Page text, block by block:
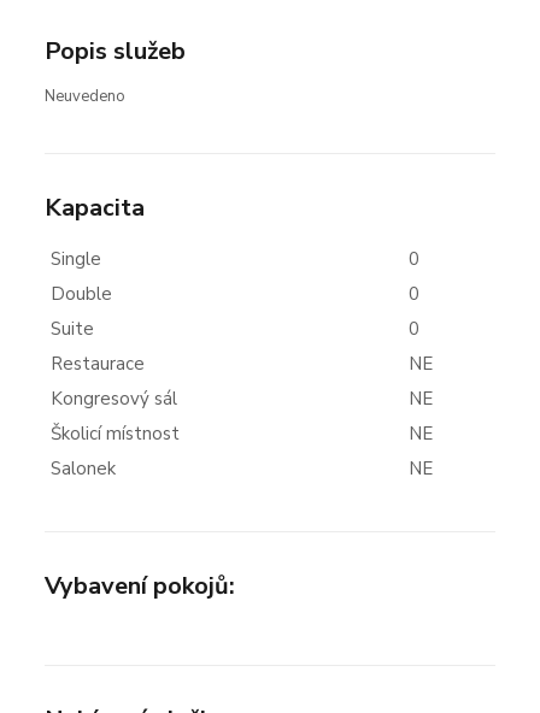
Popis služeb
Neuvedeno
Kapacita
Single
0
Double
0
Suite
0
Restaurace
NE
Kongresový sál
NE
Školicí místnost
NE
Salonek
NE
Vybavení pokojů: